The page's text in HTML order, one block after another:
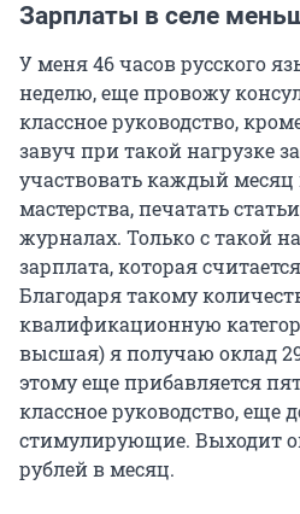
Зарплаты в селе
У меня 46 часов русского
неделю, еще провожу
классное руководство,
завуч при такой нагрузке
участвовать каждый месяц
мастерства, печатать
журналах. Только с такой
зарплата, которая
Благодаря такому
квалификационную
высшая) я получаю оклад
этому еще прибавляется
классное руководство, еще
стимулирующие. Выходит
рублей в месяц.